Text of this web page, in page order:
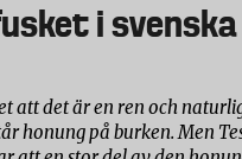
hade overallen
bara klarade 500 varv.
också hur mycket
släpper
i svenska
att det är en ren och
honung på burken. Men